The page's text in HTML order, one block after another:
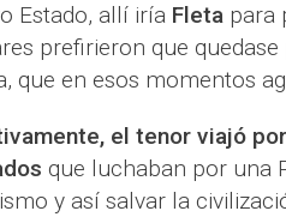
Estado, allí iría Fleta para
prefirieron que
que en esos momentos
el tenor viajó
que luchaban por una
y así salvar la